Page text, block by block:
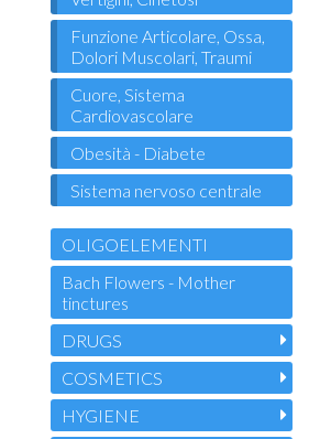
Funzione Articolare, Ossa,
Dolori Muscolari, Traumi
Cuore, Sistema
Cardiovascolare
Obesità - Diabete
Sistema nervoso centrale
OLIGOELEMENTI
Bach Flowers - Mother
tinctures
DRUGS
COSMETICS
HYGIENE